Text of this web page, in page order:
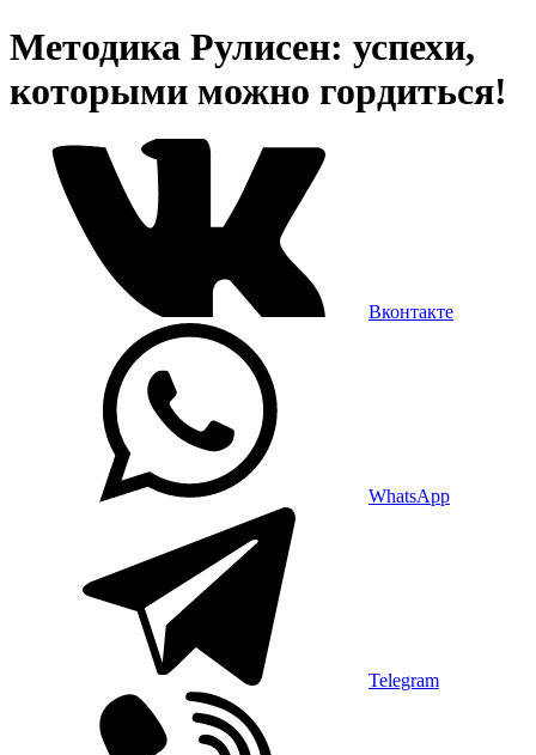
Методика Рулисен: успехи,
которыми можно гордиться!
Вконтакте
WhatsApp
Telegram